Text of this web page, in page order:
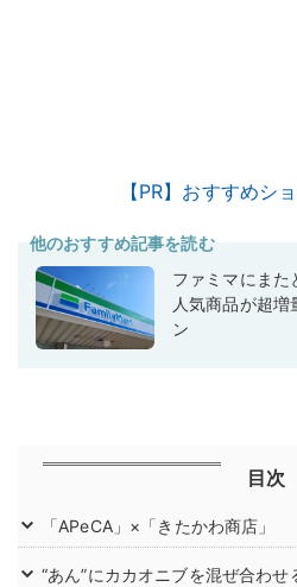
【PR】おすすめシ
他のおすすめ記事を読む
ファミマにまた
人気商品が超増
ン
目次
「APeCA」×「きたかわ商店」
“あん”にカカオニブを混ぜ合わせ